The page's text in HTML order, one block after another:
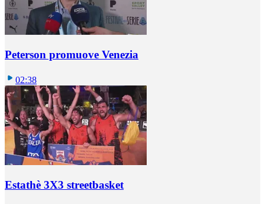
Peterson promuove Venezia
02:38
Estathè 3X3 streetbasket